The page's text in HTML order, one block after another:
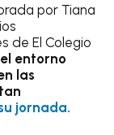
por Tiana
de El Colegio
el entorno
las
jornada.